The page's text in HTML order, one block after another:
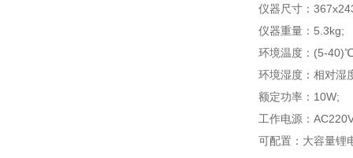
仪器尺寸：
仪器重量：5.3kg;
环境温度：(5-
环境湿度：相对湿
额定功率：10W;
工作电源：
可配置：大容量锂